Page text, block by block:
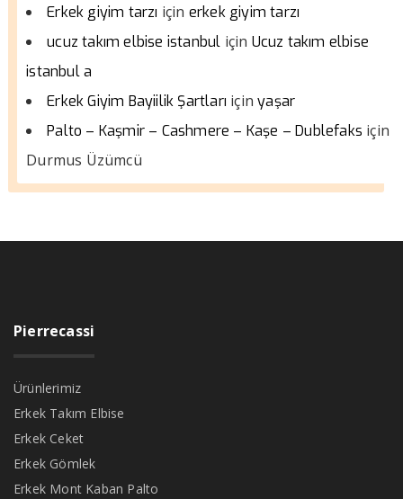
Erkek giyim tarzı için erkek giyim tarzı
ucuz takım elbise istanbul için Ucuz takım elbise
istanbul a
Erkek Giyim Bayiilik Şartları içinyaşar
Palto – Kaşmir – Cashmere – Kaşe – Dublefaks için
Durmus Üzümcü
Pierrecassi
Ürünlerimiz
Erkek Takım Elbise
Erkek Ceket
Erkek Gömlek
Erkek Mont Kaban Palto